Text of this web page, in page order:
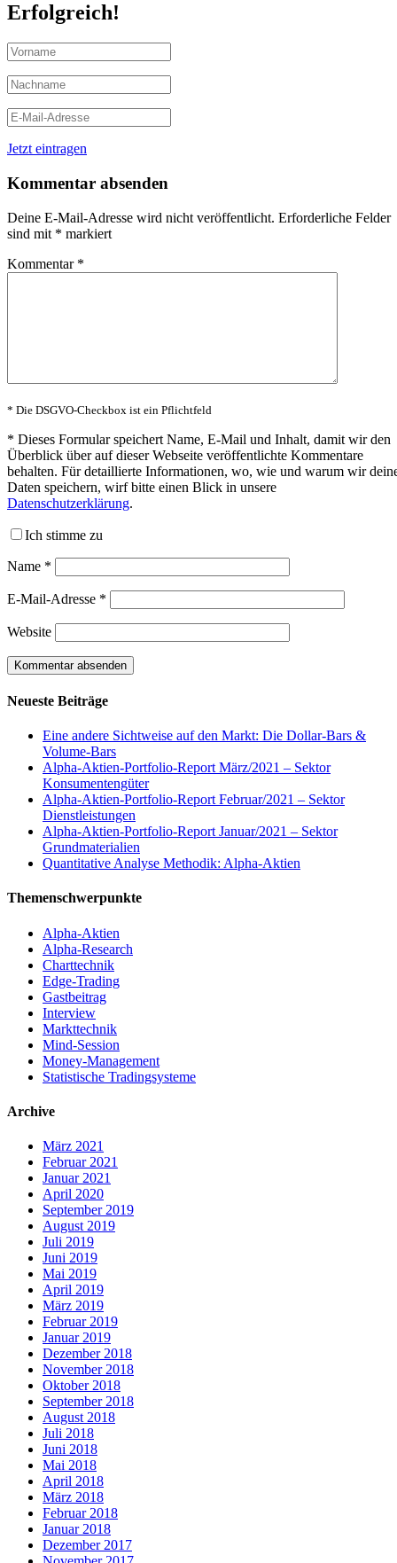
Erfolgreich!
Jetzt eintragen
Kommentar absenden
Deine E-Mail-Adresse wird nicht veröffentlicht. Erforderliche Felder
sind mit * markiert
Kommentar *
* Die DSGVO-Checkbox ist ein Pflichtfeld
* Dieses Formular speichert Name, E-Mail und Inhalt, damit wir den
Überblick über auf dieser Webseite veröffentlichte Kommentare
behalten. Für detaillierte Informationen, wo, wie und warum wir
Daten speichern, wirf bitte einen Blick in unsere
Datenschutzerklärung.
Ich stimme zu
Name *
E-Mail-Adresse *
Website
Neueste Beiträge
Eine andere Sichtweise auf den Markt: Die Dollar-Bars &
Volume-Bars
Alpha-Aktien-Portfolio-Report März/2021 – Sektor
Konsumentengüter
Alpha-Aktien-Portfolio-Report Februar/2021 – Sektor
Dienstleistungen
Alpha-Aktien-Portfolio-Report Januar/2021 – Sektor
Grundmaterialien
Quantitative Analyse Methodik: Alpha-Aktien
Themenschwerpunkte
Alpha-Aktien
Alpha-Research
Charttechnik
Edge-Trading
Gastbeitrag
Interview
Markttechnik
Mind-Session
Money-Management
Statistische Tradingsysteme
Archive
März 2021
Februar 2021
Januar 2021
April 2020
September 2019
August 2019
Juli 2019
Juni 2019
Mai 2019
April 2019
März 2019
Februar 2019
Januar 2019
Dezember 2018
November 2018
Oktober 2018
September 2018
August 2018
Juli 2018
Juni 2018
Mai 2018
April 2018
März 2018
Februar 2018
Januar 2018
Dezember 2017